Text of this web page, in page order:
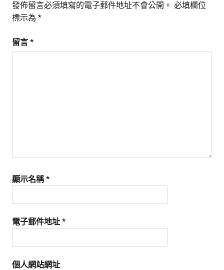
發佈留言必須填寫的電子郵件地址不會公開。 必填欄位
標示為 *
留言 *
顯示名稱*
電子郵件地址 *
個人網站網址